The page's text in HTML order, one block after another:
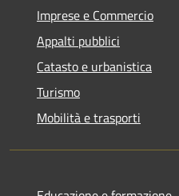
Imprese e Commercio
Appalti pubblici
Catasto e urbanistica
Turismo
Mobilità e trasporti